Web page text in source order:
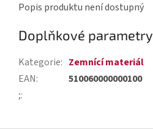
Popis produktu není dostupný
Doplňkové parametry
Kategorie: Zemnící materiál
EAN:
510060000000100
;: